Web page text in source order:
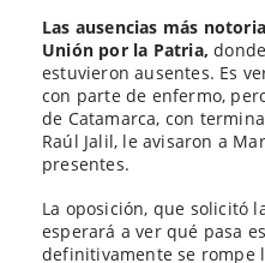
Las ausencias más
Unión por la Patria,
estuvieron ausentes. Es
con parte de enfermo,
de Catamarca, con
Raúl Jalil, le avisaron a
presentes.
La oposición, que solicitó
esperará a ver qué pasa
definitivamente se rompe